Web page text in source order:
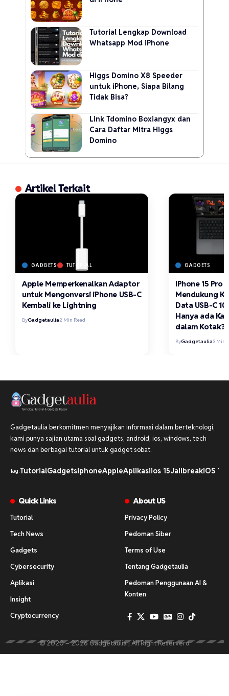
Tutorial Lengkap Download
Whatsapp Mod iPhone
Higgs Domino X8 Speeder
untuk iPhone, Siapa Bilang
Tidak Bisa?
Link Tdomino Boxiangyx dan
Cara Daftar Mitra Higgs
Domino
Artikel Terkait
GADGETS TUTORIAL
Apple Memperkenalkan Adaptor
untuk Mengonversi iPhone USB-C
Kembali ke Lightning
ByGadgetaulia2 Min Read
GADGETS
IPhone 15 Pro
Mendukung
Data USB-C
Hanya ada
dalam Kotak?
ByGadgetaulia3 Min
Gadgetaulia berkomitmen menyajikan informasi dalam berteknologi,
kami punya sajian utama soal gadgets, android, ios, windows, tech
news dan berbagai tutorial untuk gadget sobat.
Tag:TutorialGadgetsiphoneAppleAplikasiios 15JailbreakiOS 16
Quick Links
Tutorial
Tech News
Gadgets
Cybersecurity
Aplikasi
Insight
Cryptocurrency
About US
Privacy Policy
Pedoman Siber
Terms of Use
Tentang Gadgetaulia
Pedoman Penggunaan AI &
Konten
© 2020 – 2026 Gadgetaulia | All Right Reserverd